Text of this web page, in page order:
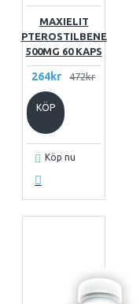
MAXIELIT
PTEROSTILBENE
500MG 60 KAPS
264kr 472kr
KÖP
Köp nu